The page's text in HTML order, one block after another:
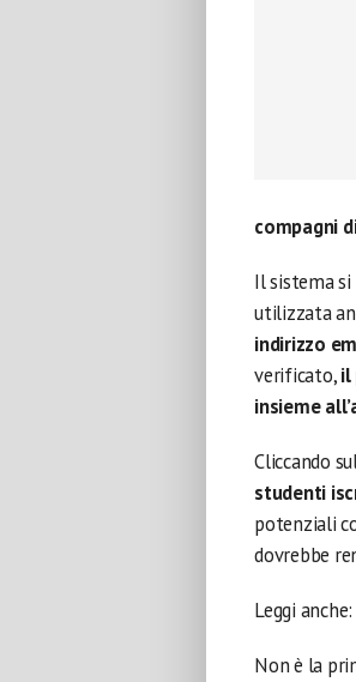
compagni
Il sistema
utilizzata
indirizzo
verificato,il
insieme
Cliccando
studenti
potenziali
dovrebbe
Leggi anche:
Non è la